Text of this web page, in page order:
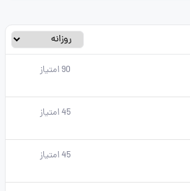
90امتیاز
45امتیاز
45امتیاز